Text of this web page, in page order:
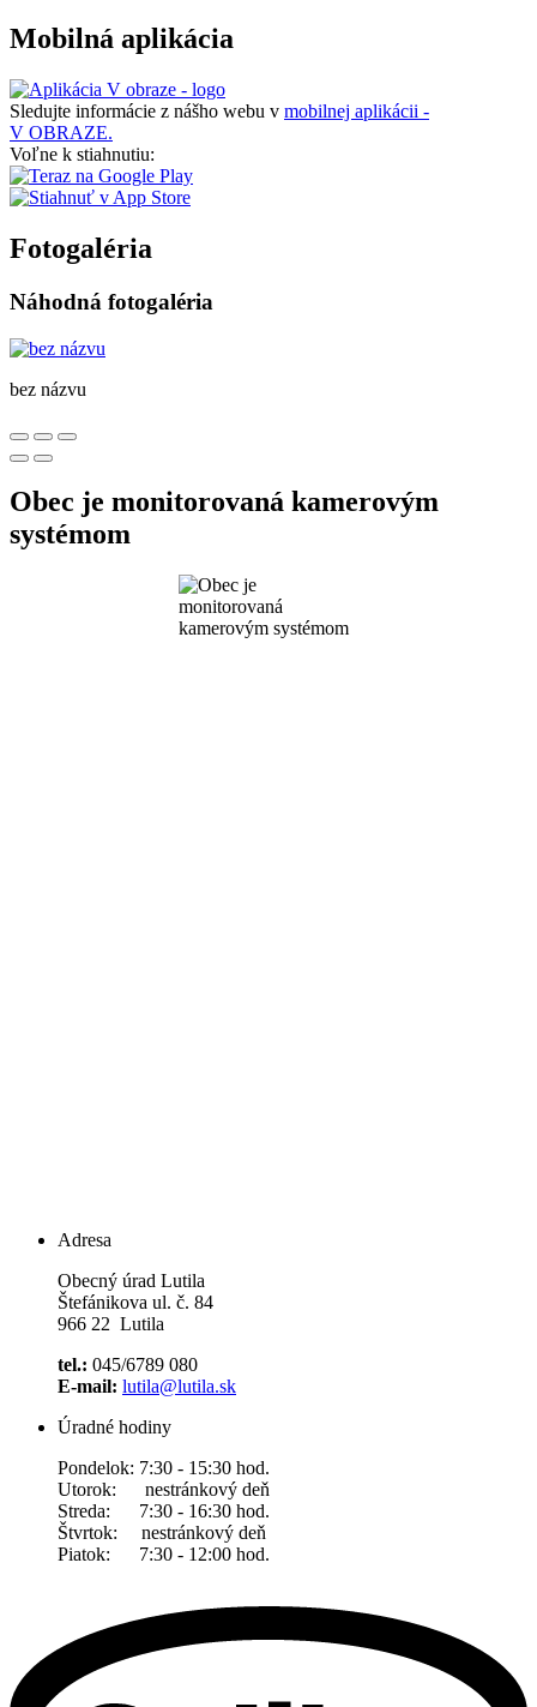
Mobilná aplikácia
Sledujte informácie z nášho webu v mobilnej aplikácii -
V OBRAZE.
Voľne k stiahnutiu:
Fotogaléria
Náhodná fotogaléria
bez názvu
Obec je monitorovaná kamerovým
systémom
Adresa
Obecný úrad Lutila
Štefánikova ul. č. 84
966 22 Lutila
tel.: 045/6789 080
E-mail: lutila@lutila.sk
Úradné hodiny
Pondelok: 7:30 - 15:30 hod.
Utorok: nestránkový deň
Streda: 7:30 - 16:30 hod.
Štvrtok: nestránkový deň
Piatok: 7:30 - 12:00 hod.